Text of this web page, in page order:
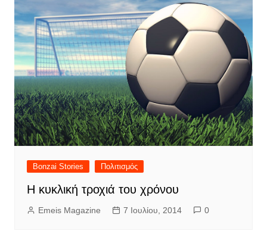
Bonzai Stories Πολιτισμός
Η κυκλική τροχιά του χρόνου
Emeis Magazine 7 Ιουλίου, 2014 0